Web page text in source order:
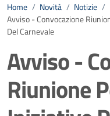
Home / Novità / Notizie /
Avviso - Convocazione
Del Carnevale
Avviso -
Riunione